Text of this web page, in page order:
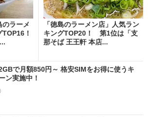
ラーメ
！
「徳島のラーメン店」人気ラン
キングTOP20！ 第1位は「支
那そば 王王軒 本店...
で月額850円～ 格安SIMをお得に使うキ
ン実施中！